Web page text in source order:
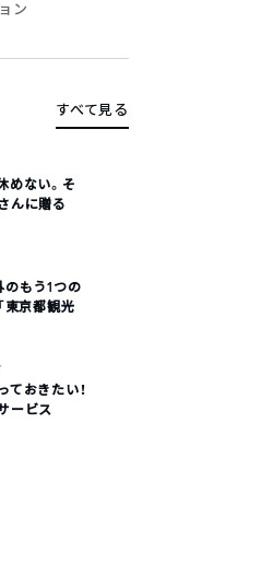
ン
すべて見る
めない。そ
んに贈る
のもう1つの
東京都観光
ておきたい！
ービス